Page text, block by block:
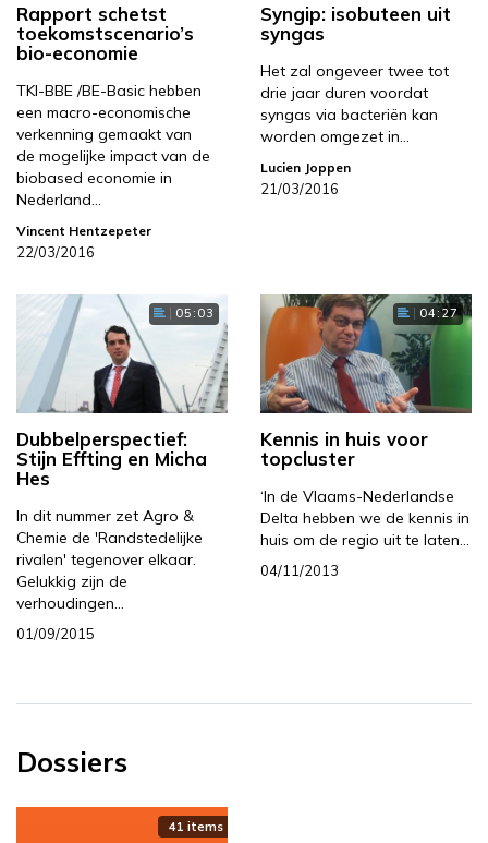
Rapport schetst
toekomstscenario’s
bio-economie
TKI-BBE /BE-Basic hebben
een macro-economische
verkenning gemaakt van
de mogelijke impact van de
biobased economie in
Nederland…
Vincent Hentzepeter
22/03/2016
Syngip: isobuteen uit
syngas
Het zal ongeveer twee tot
drie jaar duren voordat
syngas via bacteriën kan
worden omgezet in…
Lucien Joppen
21/03/2016
05:03
Dubbelperspectief:
Stijn Effting en Micha
Hes
In dit nummer zet Agro &
Chemie de 'Randstedelijke
rivalen' tegenover elkaar.
Gelukkig zijn de
verhoudingen…
01/09/2015
04:27
Kennis in huis voor
topcluster
‘In de Vlaams-Nederlandse
Delta hebben we de kennis in
huis om de regio uit te laten…
04/11/2013
Dossiers
41 items